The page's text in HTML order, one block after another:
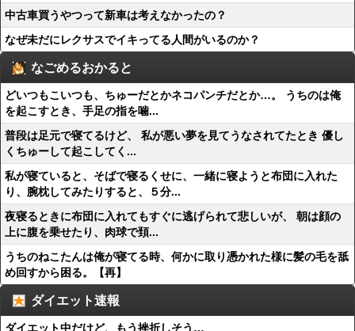
中古車買うやつって新車は考えなかったの？
なぜ未だにレクサスでイキってる人間がいるのか？
なごめるおかると
どいつもこいつも、ちゅーだとかネコパンチだとか…。 うちのは俺
を起こすとき、手足の指を噛...
普段は足元で寝てるけど、 私が悪い夢を見てうなされてたとき 優し
くちゅーして起こしてく...
私が寝ていると、そばで寝るくせに、一緒に寝ようと布団に入れた
り、腕枕してみたりすると、５分...
夜寝るときに布団に入れてもすぐに逃げられて悲しいが、 朝は顔の
上に腹を乗せたり、肉球で頚...
うちのねこたんは俺が寝てる時、何かに取り憑かれた様に髪の毛を舐
め回すから困る。【再】
ダイエット速報
ダイエット中だけど、もう挫折しそう…